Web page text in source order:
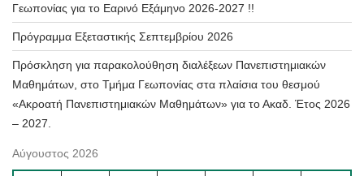
Γεωπονίας για το Εαρινό Εξάμηνο 2026-2027 !!
Πρόγραμμα Εξεταστικής Σεπτεμβρίου 2026
Πρόσκληση για παρακολούθηση διαλέξεων Πανεπιστημιακών
Μαθημάτων, στο Τμήμα Γεωπονίας στα πλαίσια του θεσμού
«Ακροατή Πανεπιστημιακών Μαθημάτων» για το Ακαδ. Έτος 2026
– 2027.
Αύγουστος 2026